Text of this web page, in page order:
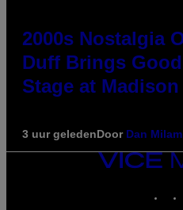
2000s Nostalgia
Duff Brings
Stage at
3 uur geledenDoor Dan Milam
VICE